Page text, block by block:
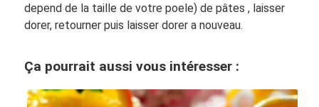
depend de la taille de votre poele) de pâtes , laisser
dorer, retourner puis laisser dorer a nouveau.
Ça pourrait aussi vous intéresser :